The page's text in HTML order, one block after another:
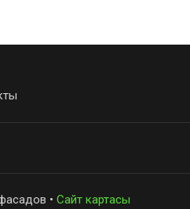
• Сайт картасы